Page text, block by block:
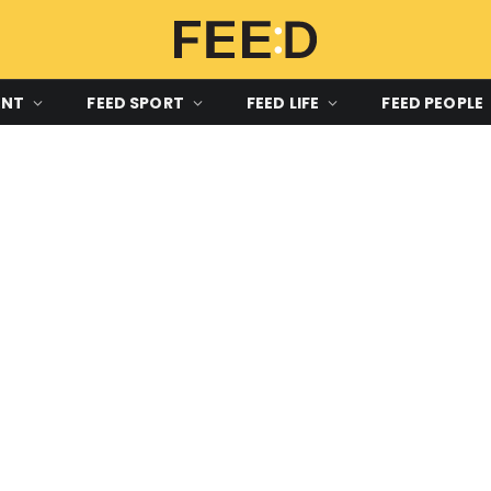
FEED SPORT FEED LIFE FEED PEOPLE